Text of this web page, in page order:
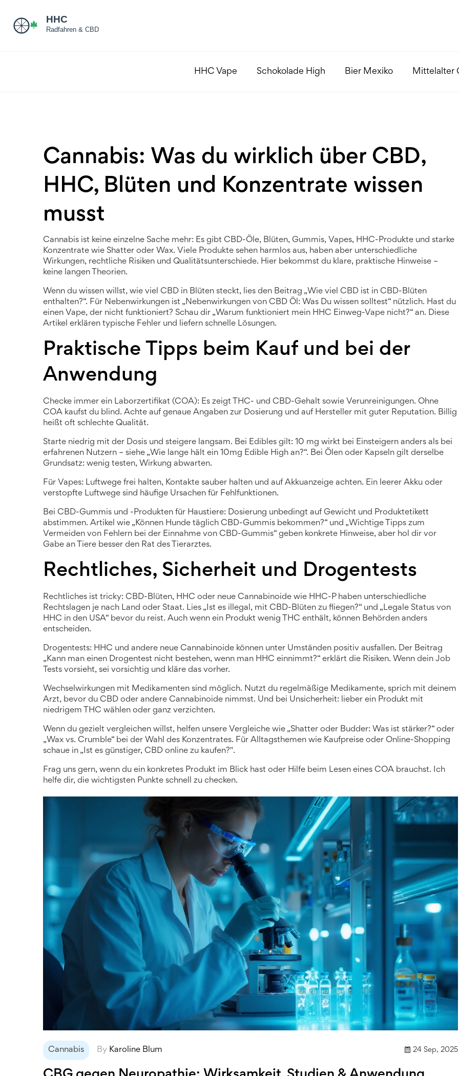
HHC Vape Schokolade High Bier Mexiko Mittelalter
Cannabis: Was du wirklich über CBD,
HHC, Blüten und Konzentrate wissen
musst
Cannabis ist keine einzelne Sache mehr: Es gibt CBD-Öle, Blüten, Gummis, Vapes, HHC-Produkte und starke
Konzentrate wie Shatter oder Wax. Viele Produkte sehen harmlos aus, haben aber unterschiedliche
Wirkungen, rechtliche Risiken und Qualitätsunterschiede. Hier bekommst du klare, praktische Hinweise –
keine langen Theorien.
Wenn du wissen willst, wie viel CBD in Blüten steckt, lies den Beitrag „Wie viel CBD ist in CBD-Blüten
enthalten?“. Für Nebenwirkungen ist „Nebenwirkungen von CBD Öl: Was Du wissen solltest“ nützlich. Hast du
einen Vape, der nicht funktioniert? Schau dir „Warum funktioniert mein HHC Einweg-Vape nicht?“ an. Diese
Artikel erklären typische Fehler und liefern schnelle Lösungen.
Praktische Tipps beim Kauf und bei der
Anwendung
Checke immer ein Laborzertifikat (COA): Es zeigt THC- und CBD-Gehalt sowie Verunreinigungen. Ohne
COA kaufst du blind. Achte auf genaue Angaben zur Dosierung und auf Hersteller mit guter Reputation. Billig
heißt oft schlechte Qualität.
Starte niedrig mit der Dosis und steigere langsam. Bei Edibles gilt: 10 mg wirkt bei Einsteigern anders als bei
erfahrenen Nutzern – siehe „Wie lange hält ein 10mg Edible High an?“. Bei Ölen oder Kapseln gilt derselbe
Grundsatz: wenig testen, Wirkung abwarten.
Für Vapes: Luftwege frei halten, Kontakte sauber halten und auf Akkuanzeige achten. Ein leerer Akku oder
verstopfte Luftwege sind häufige Ursachen für Fehlfunktionen.
Bei CBD-Gummis und -Produkten für Haustiere: Dosierung unbedingt auf Gewicht und Produktetikett
abstimmen. Artikel wie „Können Hunde täglich CBD-Gummis bekommen?“ und „Wichtige Tipps zum
Vermeiden von Fehlern bei der Einnahme von CBD-Gummis“ geben konkrete Hinweise, aber hol dir vor
Gabe an Tiere besser den Rat des Tierarztes.
Rechtliches, Sicherheit und Drogentests
Rechtliches ist tricky: CBD-Blüten, HHC oder neue Cannabinoide wie HHC-P haben unterschiedliche
Rechtslagen je nach Land oder Staat. Lies „Ist es illegal, mit CBD-Blüten zu fliegen?“ und „Legale Status von
HHC in den USA“ bevor du reist. Auch wenn ein Produkt wenig THC enthält, können Behörden anders
entscheiden.
Drogentests: HHC und andere neue Cannabinoide können unter Umständen positiv ausfallen. Der Beitrag
„Kann man einen Drogentest nicht bestehen, wenn man HHC einnimmt?“ erklärt die Risiken. Wenn dein Job
Tests vorsieht, sei vorsichtig und kläre das vorher.
Wechselwirkungen mit Medikamenten sind möglich. Nutzt du regelmäßige Medikamente, sprich mit deinem
Arzt, bevor du CBD oder andere Cannabinoide nimmst. Und bei Unsicherheit: lieber ein Produkt mit
niedrigem THC wählen oder ganz verzichten.
Wenn du gezielt vergleichen willst, helfen unsere Vergleiche wie „Shatter oder Budder: Was ist stärker?“ oder
„Wax vs. Crumble“ bei der Wahl des Konzentrates. Für Alltagsthemen wie Kaufpreise oder Online-Shopping
schaue in „Ist es günstiger, CBD online zu kaufen?".
Frag uns gern, wenn du ein konkretes Produkt im Blick hast oder Hilfe beim Lesen eines COA brauchst. Ich
helfe dir, die wichtigsten Punkte schnell zu checken.
Cannabis By Karoline Blum 24 Sep, 2025